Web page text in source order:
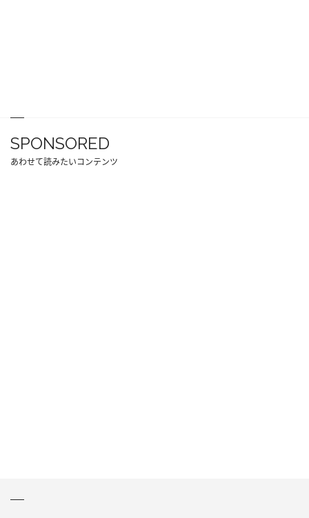
SPONSORED
あわせて読みたいコンテンツ